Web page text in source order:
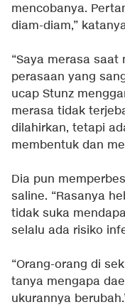
mencobanya.
diam-diam,”
“Saya merasa saat
perasaan yang
ucap Stunz
merasa tidak
dilahirkan, tetapi
membentuk dan
Dia pun
saline. “Rasanya
tidak suka
selalu ada risiko
“Orang-orang di
tanya mengapa
ukurannya